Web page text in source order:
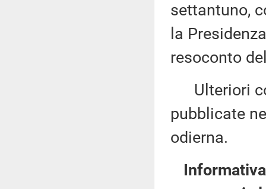
settantuno,
la
resoconto
Ulteriori
pubblicate
odierna.